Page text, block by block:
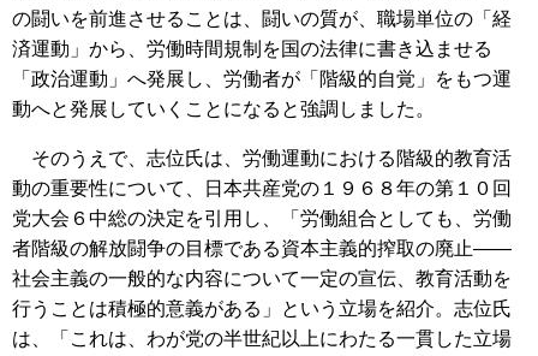
の闘いを前進させることは、闘いの質が、職場単位の「経
済運動」から、労働時間規制を国の法律に書き込ませる
「政治運動」へ発展し、労働者が「階級的自覚」をもつ運
動へと発展していくことになると強調しました。
そのうえで、志位氏は、労働運動における階級的教育活
動の重要性について、日本共産党の１９６８年の第１０回
党大会６中総の決定を引用し、「労働組合としても、労働
者階級の解放闘争の目標である資本主義的搾取の廃止――
社会主義の一般的な内容について一定の宣伝、教育活動を
行うことは積極的意義がある」という立場を紹介。志位氏
は、「これは、わが党の半世紀以上にわたる一貫した立場